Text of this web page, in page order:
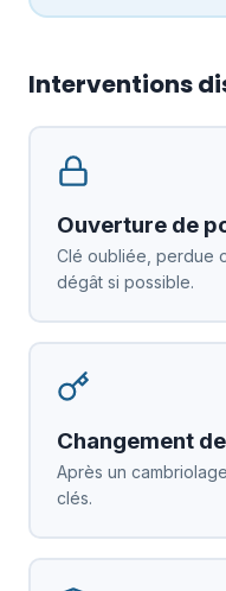
Interventions
Ouverture de
Clé oubliée, perdue
dégât si possible.
Changement
Après un
clés.